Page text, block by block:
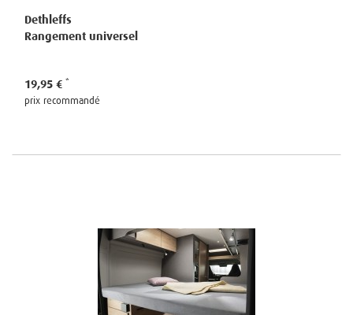
Dethleffs
Rangement universel
19,95 €
prix recommandé